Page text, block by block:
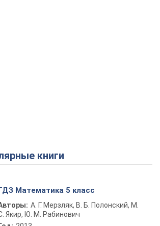
книги
Математика 5 класс
А. Г. Мерзляк, В. Б. Полонский, М.
Якир, Ю. М. Рабинович